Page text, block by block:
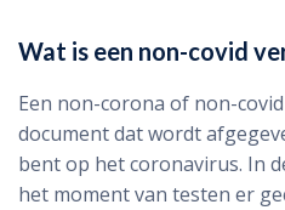
Wat is een non-covid
Een non-corona of non-
document dat wordt
bent op het coronavirus. In
het moment van testen er